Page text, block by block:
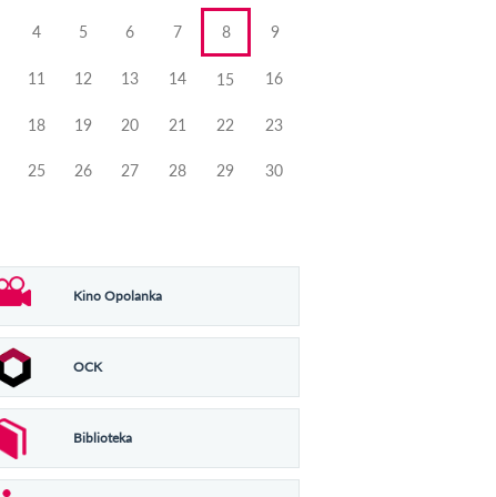
4 5 6 7 8 9
11 12 13 14 15 16
18 19 20 21 22 23
25 26 27 28 29 30
Kino Opolanka
OCK
Biblioteka